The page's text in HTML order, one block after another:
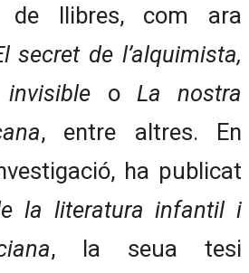
de llibres, com ara
secret de l’alquimista,
o La nostra
, entre altres. En
ha publicat
la literatura infantil i
, la seua tesi